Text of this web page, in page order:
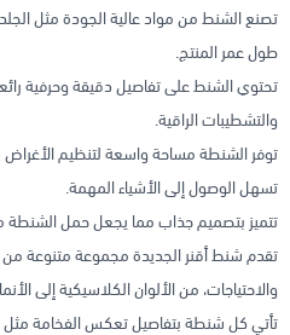
تصنع الشنط من مواد عالية الجودة مثل
طول عمر المنتج.
تحتوي الشنط على تفاصيل دقيقة وحرفية
والتشطيبات الراقية.
توفر الشنطة مساحة واسعة لتنظيم
تسهل الوصول إلى الأشياء المهمة.
تتميز بتصميم جذاب مما يجعل حمل الشنطة
تقدم شنط أقنر الجديدة مجموعة متنوعة من
والاحتياجات، من الألوان الكلاسيكية إلى
تأتي كل شنطة بتفاصيل تعكس الفخامة مثل